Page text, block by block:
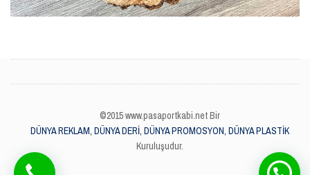
©2015 www.pasaportkabi.net Bir
DÜNYA REKLAM, DÜNYA DERİ, DÜNYA PROMOSYON, DÜNYA PLASTİK
Kuruluşudur.